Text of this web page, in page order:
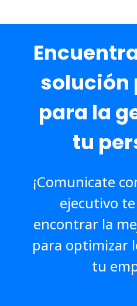
solución
para la
tu
¡Comunicate
ejecutivo
encontrar la
para optimizar
tu